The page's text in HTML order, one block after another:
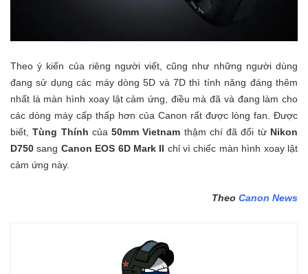
Theo ý kiến của riêng người viết, cũng như những người dùng
đang sử dụng các máy dòng 5D và 7D thì tính năng đáng thêm
nhất là màn hình xoay lật cảm ứng, điều mà đã và đang làm cho
các dòng máy cấp thấp hơn của Canon rất được lòng fan. Được
biết,Tùng Thính của50mm Vietnam thậm chí đã đổi từ Nikon
D750 sang Canon EOS 6D Mark II chỉ vì chiếc màn hình xoay lật
cảm ứng này.
Theo Canon News